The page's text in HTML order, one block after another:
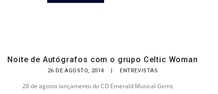
Noite de Autógrafos com o grupo Celtic Woman
26 DE AGOSTO, 2014 | ENTREVISTAS
28 de agosto lançamento do CD Emerald Musical Gems